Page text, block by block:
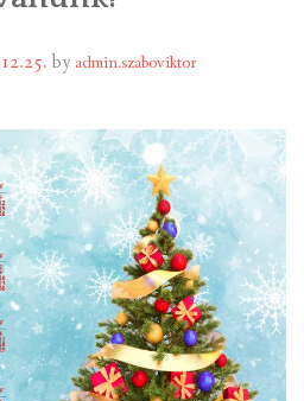
VAGYONNYILATKOZATOK – 2026.
by admin.szaboviktor